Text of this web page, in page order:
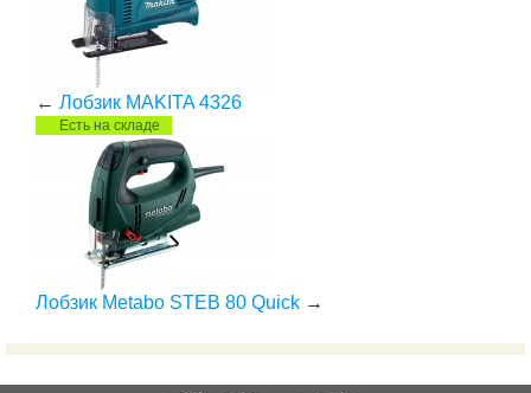
← Лобзик MAKITA 4326
Есть на складе
Лобзик Metabo STEB 80 Quick →